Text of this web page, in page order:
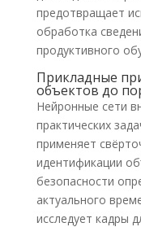
предотвращает
обработка
продуктивного
Прикладные
объектов до
Нейронные сети
практических
применяет
идентификации
безопасности
актуального
исследует кадры